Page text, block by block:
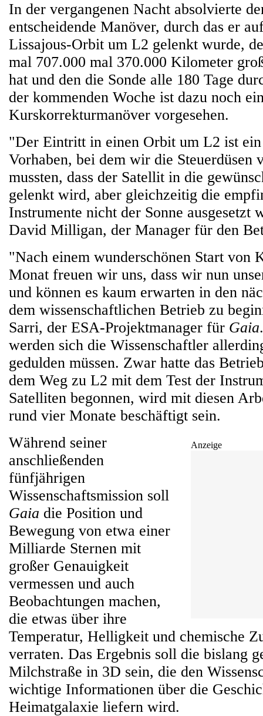
In der vergangenen Nacht absolvierte
entscheidende Manöver, durch das er
Lissajous-Orbit um L2 gelenkt wurde,
mal 707.000 mal 370.000 Kilometer
hat und den die Sonde alle 180 Tage
der kommenden Woche ist dazu noch
Kurskorrekturmanöver vorgesehen.
"Der Eintritt in einen Orbit um L2 ist
Vorhaben, bei dem wir die Steuerdüsen
mussten, dass der Satellit in die
gelenkt wird, aber gleichzeitig die
Instrumente nicht der Sonne ausgesetzt
David Milligan, der Manager für den
"Nach einem wunderschönen Start von
Monat freuen wir uns, dass wir nun
und können es kaum erwarten in den
dem wissenschaftlichen Betrieb zu
Sarri, der ESA-Projektmanager für Gaia
werden sich die Wissenschaftler
gedulden müssen. Zwar hatte das
dem Weg zu L2 mit dem Test der
Satelliten begonnen, wird mit diesen
rund vier Monate beschäftigt sein.
Anzeige
Während seiner
anschließenden
fünfjährigen
Wissenschaftsmission soll
Gaia die Position und
Bewegung von etwa einer
Milliarde Sternen mit
großer Genauigkeit
vermessen und auch
Beobachtungen machen,
die etwas über ihre
Temperatur, Helligkeit und chemische
verraten. Das Ergebnis soll die bislang
Milchstraße in 3D sein, die den
wichtige Informationen über die
Heimatgalaxie liefern wird.